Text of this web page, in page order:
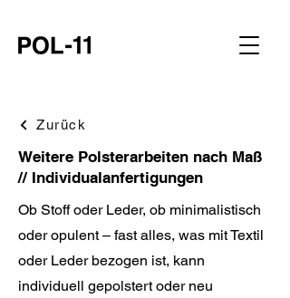
Zurück
Weitere Polsterarbeiten nach Maß
// Individualanfertigungen
Ob Stoff oder Leder, ob minimalistisch
oder opulent – fast alles, was mit Textil
oder Leder bezogen ist, kann
individuell gepolstert oder neu